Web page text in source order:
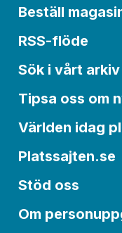
Beställ
RSS-flöde
Sök i vårt arkiv
Tipsa oss om
Världen idag
Platssajten.se
Stöd oss
Om